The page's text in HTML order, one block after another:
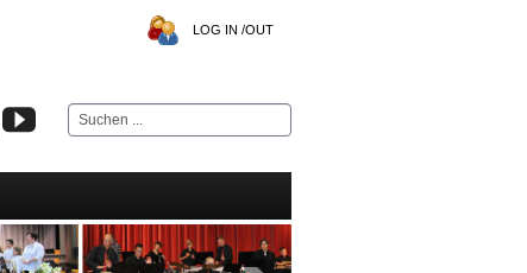
LOG IN /OUT
Suchen
...